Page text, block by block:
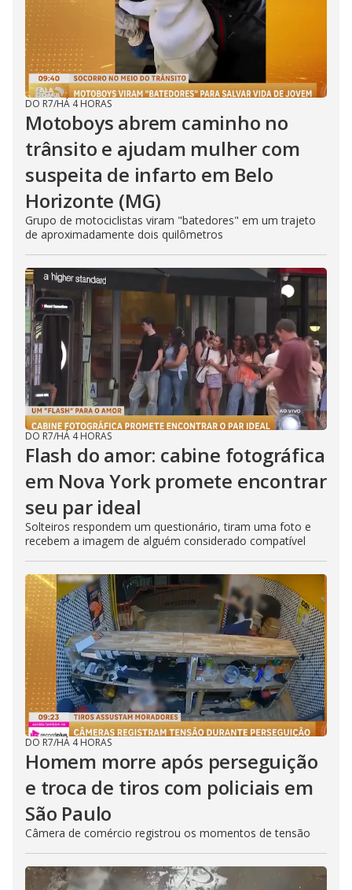
DO R7/HÁ 4 HORAS
Motoboys abrem caminho no
trânsito e ajudam mulher com
suspeita de infarto em Belo
Horizonte (MG)
Grupo de motociclistas viram "batedores" em um trajeto
de aproximadamente dois quilômetros
DO R7/HÁ 4 HORAS
Flash do amor: cabine fotográfica
em Nova York promete encontrar
seu par ideal
Solteiros respondem um questionário, tiram uma foto e
recebem a imagem de alguém considerado compatível
DO R7/HÁ 4 HORAS
Homem morre após perseguição
e troca de tiros com policiais em
São Paulo
Câmera de comércio registrou os momentos de tensão